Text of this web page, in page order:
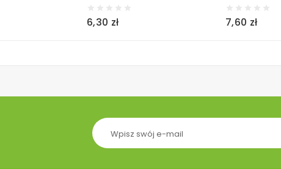
6,30 zł 7,60 zł